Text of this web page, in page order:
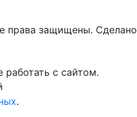
права защищены. Сделано
с сайтом.
.